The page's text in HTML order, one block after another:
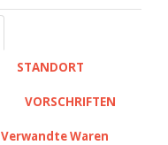
STANDORT
VORSCHRIFTEN
Verwandte Waren